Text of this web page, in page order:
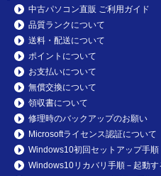
中古パソコン直販 ご利用ガイド
品質ランクについて
送料・配送について
ポイントについて
お支払いについて
無償交換について
領収書について
修理時のバックアップのお願い
Microsoftライセンス認証について
Windows10初回セットアップ手順
Windows10リカバリ手順－起動す